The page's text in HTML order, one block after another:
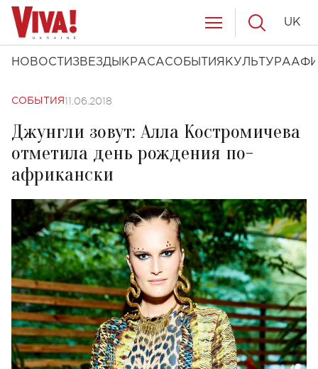
НОВОСТИ ЗВЕЗДЫ КРАСАСОБЫТИЯ КУЛЬТУРА
UK
СОБЫТИЯ 11.06.2018
Джунгли зовут: Алла Костромичева
отметила день рождения по-
африкански